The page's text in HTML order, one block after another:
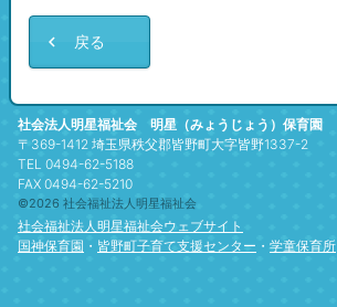
戻る
社会法人明星福祉会 明星（みょうじょう）保育園
〒369-1412 埼玉県秩父郡皆野町大字皆野1337-2
TEL 0494-62-5188
FAX 0494-62-5210
©2026 社会福祉法人明星福祉会
社会福祉法人明星福祉会ウェブサイト
国神保育園 ・ 皆野町子育て支援センター ・ 学童保育所